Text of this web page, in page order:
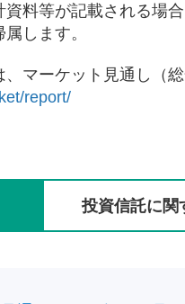
料等が記載される場
します。
マーケット見通し（
report/
投資信託に関